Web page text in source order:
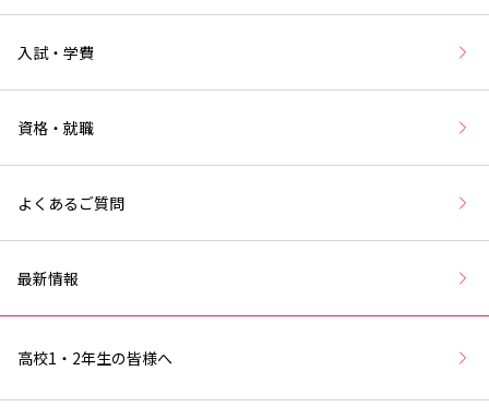
入試・学費
資格・就職
よくあるご質問
最新情報
高校1・2年生の皆様へ